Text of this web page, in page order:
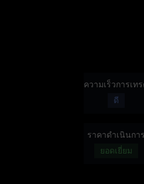
ความเร็วการเท
ดี
ราคาดำเนินการ
ยอดเยี่ยม